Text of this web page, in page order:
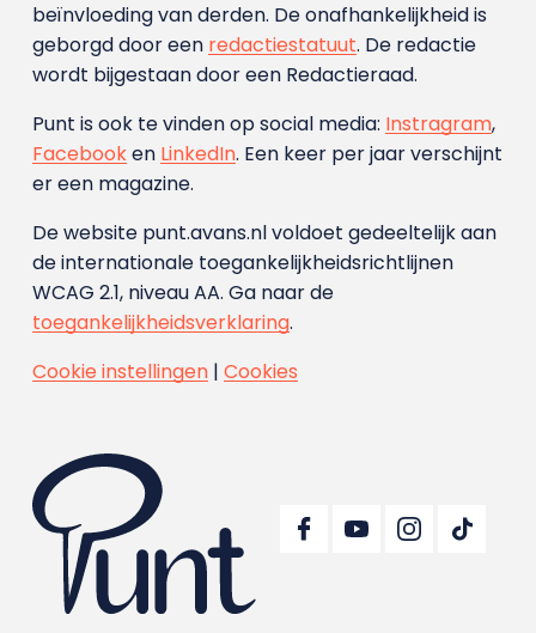
beïnvloeding van derden. De onafhankelijkheid is
geborgd door een redactiestatuut. De redactie
wordt bijgestaan door een Redactieraad.
Punt is ook te vinden op social media: Instragram,
Facebooken LinkedIn. Een keer per jaar verschijnt
er een magazine.
De website punt.avans.nl voldoet gedeeltelijk aan
de internationale toegankelijkheidsrichtlijnen
WCAG 2.1, niveau AA. Ga naar de
toegankelijkheidsverklaring.
Cookie instellingen| Cookies